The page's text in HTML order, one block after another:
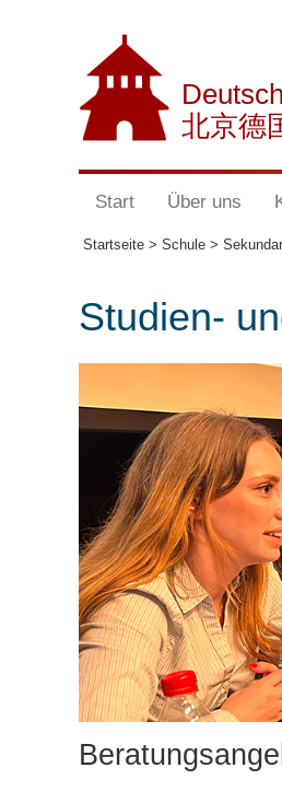
北京德
Start Über uns
Startseite > Schule >
Studien-